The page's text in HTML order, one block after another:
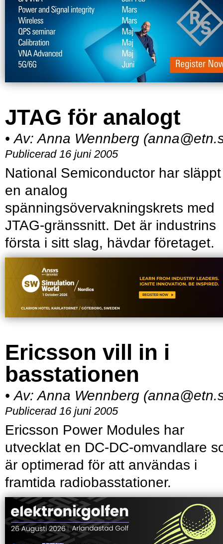
JTAG för analogt
• Av:Anna Wennberg
Publicerad 16 juni 2005
National Semiconductor har släppt
en analog
spänningsövervakningskrets med
JTAG-gränssnitt. Det är industrins
första i sitt slag, hävdar företaget.
Ericsson vill in i
basstationen
• Av:Anna Wennberg
Publicerad 16 juni 2005
Ericsson Power Modules har
utvecklat en DC-DC-omvandlare
är optimerad för att användas i
framtida radiobasstationer.